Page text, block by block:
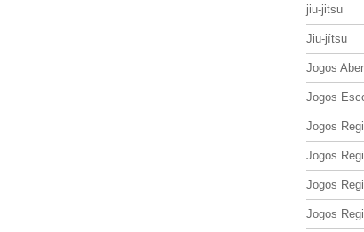
jiu-jitsu
Jiu-jítsu
Jogos
Jogos
Jogos
Jogos
Jogos
Jogos